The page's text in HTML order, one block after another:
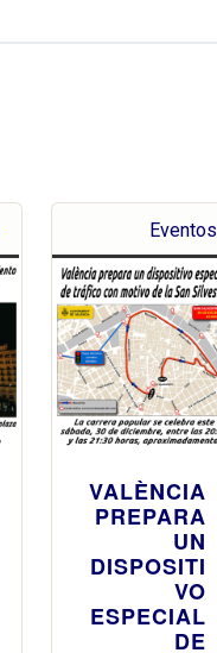
Eventos
VALÈNCIA
PREPARA
UN
DISPOSITI
VO
ESPECIAL
DE